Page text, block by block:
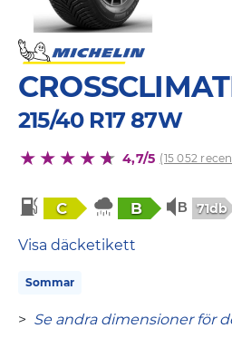
215/40 R17 87W
4,7/5 (15 052
C B 71db
Visa däcketikett
Sommar
> Se andra dimensioner för